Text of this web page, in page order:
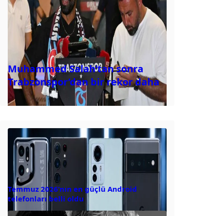
Muhammed Salah’tan sonra
Trabzonspor’dan bir rekor daha
Temmuz 2026’nın en güçlü Android
telefonları belli oldu